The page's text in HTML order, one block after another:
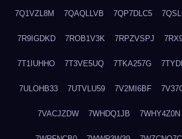
7Q1VZL8M 7QAQLLVB 7QP7DLC5
7R9IGDKD 7ROB1V3K 7RPZVSPJ
7T1IUHHO 7T3VE5UQ 7TKA257G
7ULOHB33 7UTVLU59 7V2MI6BF
7VACJZDW 7WHDQ1JB 7WHY4Z0N